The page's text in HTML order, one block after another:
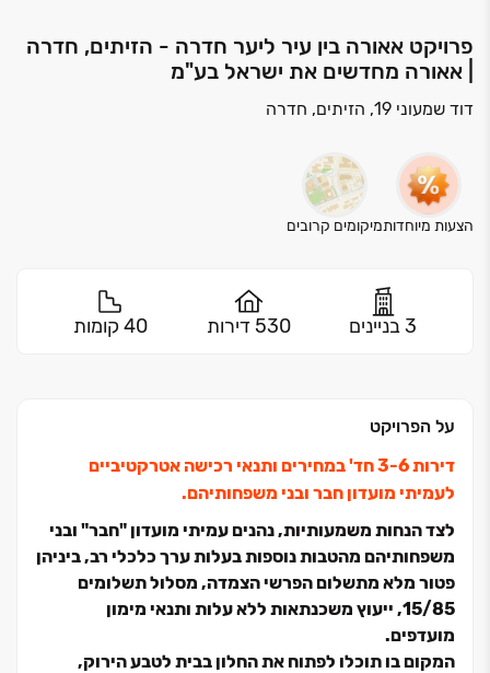
פרויקט אאורה בין עיר ליער חדרה - הזיתים, חדרה
| אאורה מחדשים את ישראל בע"מ
דוד שמעוני 19, הזיתים, חדרה
הצעות מיוחדותמיקומים קרובים
3 בניינים 530 דירות 40 קומות
על הפרויקט
דירות ‏3-6 חד' במחירים ותנאי רכישה אטרקטיביים
לעמיתי מועדון חבר ובני משפחותיהם.
לצד הנחות משמעותיות, נהנים עמיתי מועדון "חבר" ובני
משפחותיהם מהטבות נוספות בעלות ערך כלכלי רב, ביניהן
פטור מלא מתשלום הפרשי הצמדה, מסלול תשלומים
15/85, ייעוץ משכנתאות ללא עלות ותנאי מימון
מועדפים.
המקום בו תוכלו לפתוח את החלון בבית לטבע הירוק,